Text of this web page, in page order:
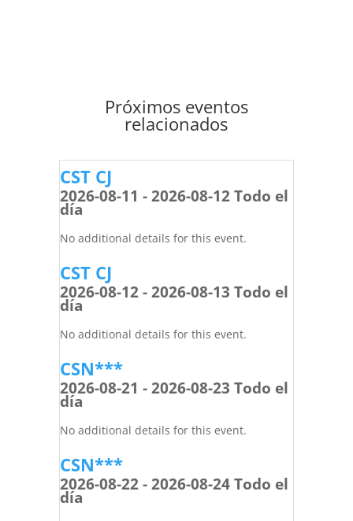
Próximos eventos
relacionados
CST CJ
2026-08-11 - 2026-08-12 Todo el
día
No additional details for this event.
CST CJ
2026-08-12 - 2026-08-13 Todo el
día
No additional details for this event.
CSN***
2026-08-21 - 2026-08-23 Todo el
día
No additional details for this event.
CSN***
2026-08-22 - 2026-08-24 Todo el
día